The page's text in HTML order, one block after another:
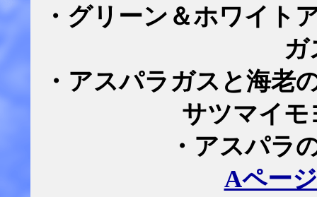
・グリーン＆ホワイト
ガ
・アスパラガスと海老
サツマイ
・アスパラ
Aペー